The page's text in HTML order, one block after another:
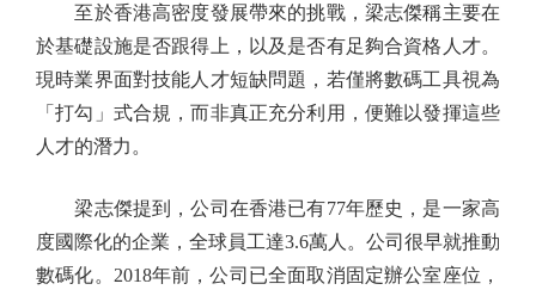
至於香港高密度發展帶來的挑戰，梁志傑稱主要在
於基礎設施是否跟得上，以及是否有足夠合資格人才。
現時業界面對技能人才短缺問題，若僅將數碼工具視為
「打勾」式合規，而非真正充分利用，便難以發揮這些
人才的潛力。
梁志傑提到，公司在香港已有77年歷史，是一家高
度國際化的企業，全球員工達3.6萬人。公司很早就推動
數碼化。2018年前，公司已全面取消固定辦公室座位，